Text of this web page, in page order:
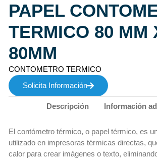
PAPEL
TERMICO 80 MM
80MM
CONTOMETRO TERMICO
Solicita Información
Descripción Información
El contómetro térmico, o papel térmico, es
utilizado en impresoras térmicas directas,
calor para crear imágenes o texto,